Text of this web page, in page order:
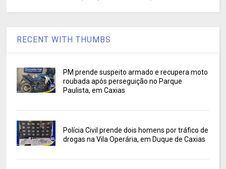
RECENT WITH THUMBS
PM prende suspeito armado e recupera moto
roubada após perseguição no Parque
Paulista, em Caxias
Polícia Civil prende dois homens por tráfico de
drogas na Vila Operária, em Duque de Caxias